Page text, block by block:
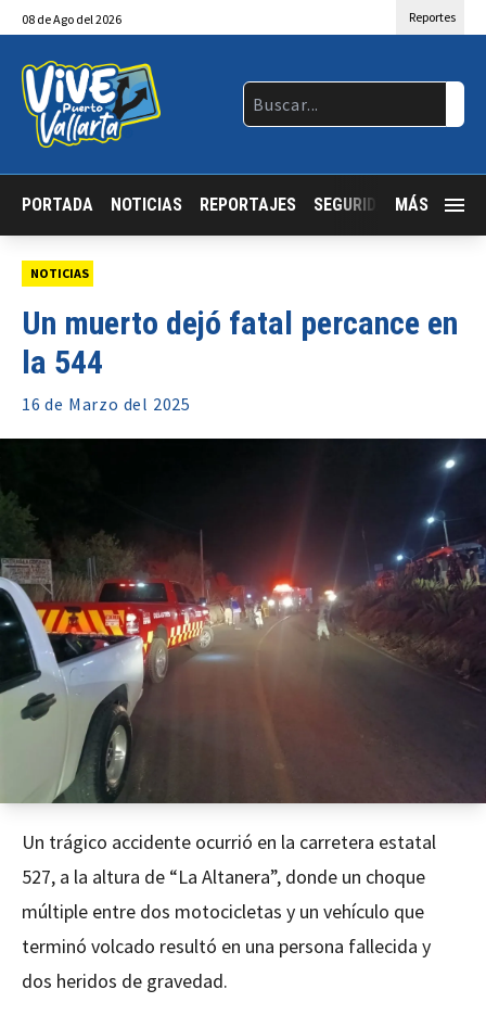
08 deAgo del 2026 Reportes
PORTADA NOTICIAS REPORTAJES SEGURIDAD JALISCO
MÁS
NOTICIAS
Un muerto dejó fatal percance en
la 544
16 de Marzo del 2025
Un trágico accidente ocurrió en la carretera estatal
527, a la altura de “La Altanera”, donde un choque
múltiple entre dos motocicletas y un vehículo que
terminó volcado resultó en una persona fallecida y
dos heridos de gravedad.